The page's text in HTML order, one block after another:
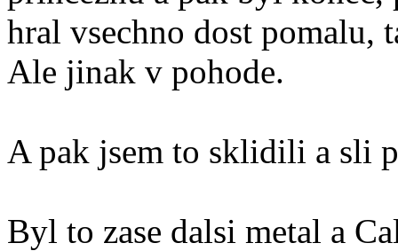
hral vsechno dost pomalu,
Ale jinak v pohode.
A pak jsem to sklidili a sli
Byl to zase dalsi metal a